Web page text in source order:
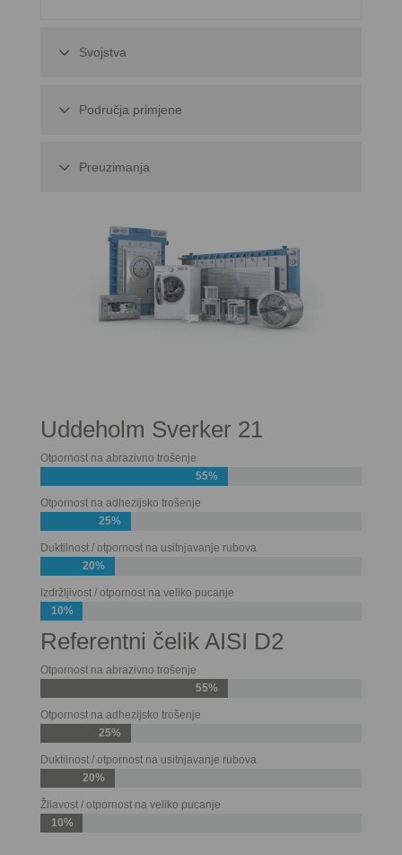
Svojstva
Područja primjene
Preuzimanja
Uddeholm Sverker 21
Otpornost na abrazivno trošenje
55%
Otpornost na adhezijsko trošenje
25%
Duktilnost / otpornost na usitnjavanje rubova
20%
Izdržljivost / otpornost na veliko pucanje
10%
Referentni čelik AISI D2
Otpornost na abrazivno trošenje
55%
Otpornost na adhezijsko trošenje
25%
Duktilnost / otpornost na usitnjavanje rubova
20%
Žilavost / otpornost na veliko pucanje
10%